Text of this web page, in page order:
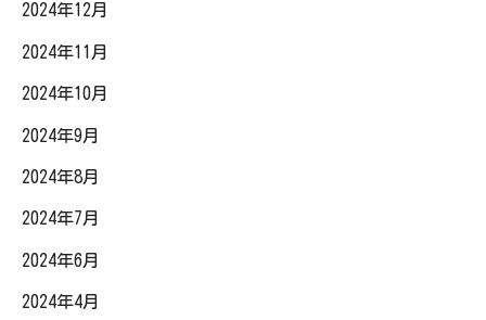
2024年12月
2024年11月
2024年10月
2024年9月
2024年8月
2024年7月
2024年6月
2024年4月